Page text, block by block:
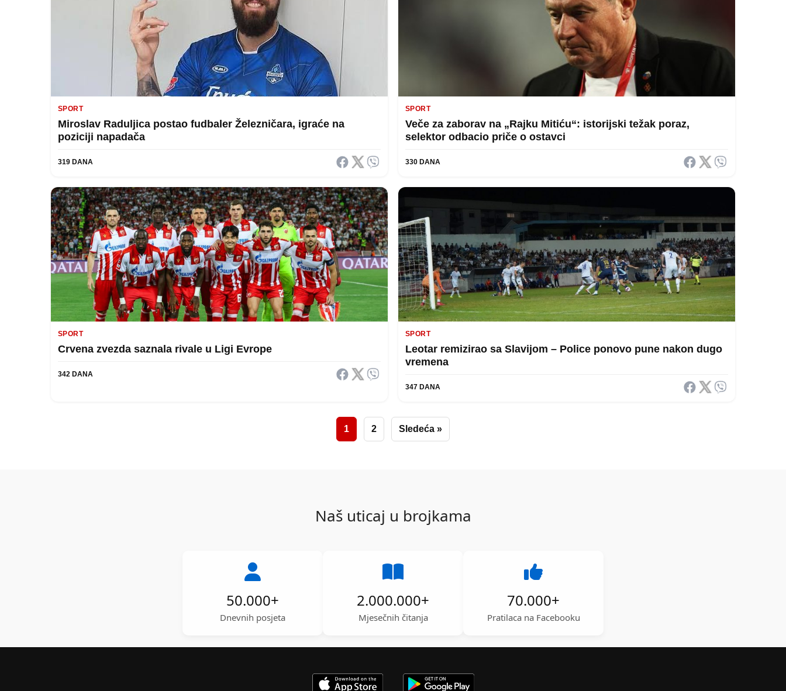
SPORT
Miroslav Raduljica postao fudbaler Železničara, igraće na
poziciji napadača
319 DANA
SPORT
Veče za zaborav na „Rajku Mitiću“: istorijski težak poraz,
selektor odbacio priče o ostavci
330 DANA
SPORT
Crvena zvezda saznala rivale u Ligi Evrope
342 DANA
SPORT
Leotar remizirao sa Slavijom – Police ponovo pune nakon dugo
vremena
347 DANA
1 2 Sledeća »
Naš uticaj u brojkama
50.000+
Dnevnih posjeta
2.000.000+
Mjesečnih čitanja
70.000+
Pratilaca na Facebooku